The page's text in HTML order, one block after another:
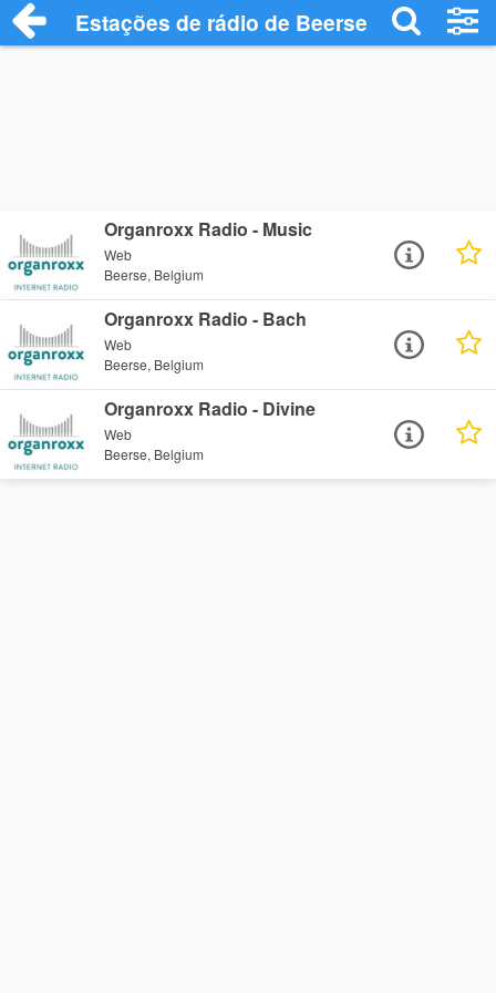
Estações de rádio de Beerse - Ouça
Organroxx Radio - Music
Web
Beerse, Belgium
Organroxx Radio - Bach
Web
Beerse, Belgium
Organroxx Radio - Divine
Web
Beerse, Belgium